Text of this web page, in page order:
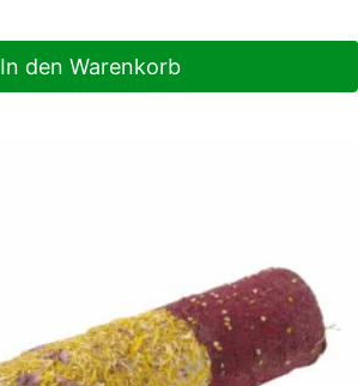
In den Warenkorb